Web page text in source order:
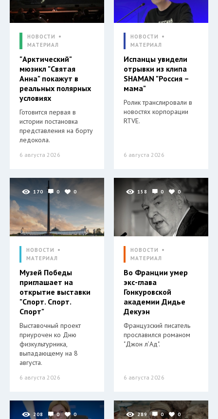
НОВОСТИ
МАТЕРИАЛ
"Арктический"
мюзикл "Святая
Анна" покажут в
реальных полярных
условиях
Готовится первая в
истории постановка
представления на борту
ледокола.
6 августа 2026
НОВОСТИ
МАТЕРИАЛ
Испанцы увидели
отрывки из клипа
SHAMAN "Россия –
мама"
Ролик транслировали в
новостях корпорации
RTVE.
6 августа 2026
170 0 0
НОВОСТИ
МАТЕРИАЛ
Музей Победы
приглашает на
открытие выставки
"Спорт. Спорт.
Спорт"
Выставочный проект
приурочен ко Дню
физкультурника,
выпадающему на 8
августа.
6 августа 2026
158 0 0
НОВОСТИ
МАТЕРИАЛ
Во Франции умер
экс-глава
Гонкуровской
академии Дидье
Декуэн
Французский писатель
прославился романом
"Джон л’Ад".
6 августа 2026
208 0 0 289 0 0